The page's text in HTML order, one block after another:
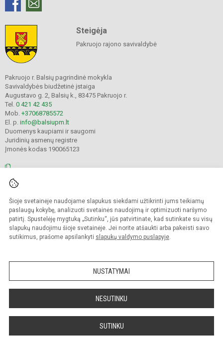
Šioje svetainėje naudojame slapukus siekdami užtikrinti jums teikiamų
paslaugų kokybę, analizuoti svetainės naudojimą ir optimizuoti naršymo
patirtį. Spustelėję mygtuką „Sutinku“, jūs patvirtinate, kad sutinkate su visų
slapukų naudojimu šioje svetainėje. Jei norite atšaukti arba pakeisti savo
sutikimus, prašome apsilankyti slapukų valdymo puslapyje.
NUSTATYMAI
NESUTINKU
SUTINKU
Steigėja
Pakruojo rajono savivaldybė
Pakruojo r. Balsių pagrindinė mokykla
Savivaldybės biudžetinė įstaiga
Augustavo g. 2, Balsių k., 83475 Pakruojo r.
Tel. 0 421 42 435
Mob. +37068785572
El. p. info@balsiupm.lt
Duomenys kaupiami ir saugomi
Juridinių asmenų registre
Įmonės kodas 190065123
Kopijuoti turinį be raštiško mokyklos administracijos sutikimo griežtai
draudžiama.
Prieinamumo paraiška Slapukų valdymas
Sumanus būdas atnaujinti